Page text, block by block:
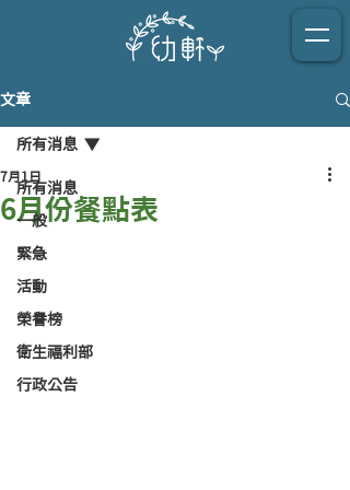
文章
所有消息
一般
緊急
活動
榮譽榜
衛生福利部
行政公告
所有消息
6月份餐點表
7月1日